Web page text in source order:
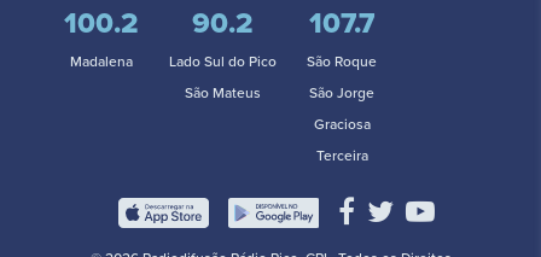
100.2
Madalena
90.2
Lado Sul do Pico
São Mateus
107.7
São Roque
São Jorge
Graciosa
Terceira